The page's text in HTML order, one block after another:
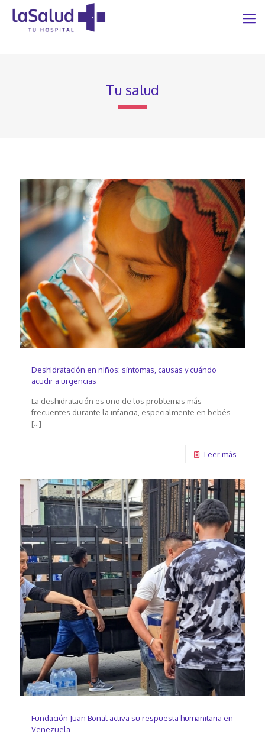
Tu salud
Deshidratación en niños: síntomas, causas y cuándo
acudir a urgencias
La deshidratación es uno de los problemas más
frecuentes durante la infancia, especialmente en bebés
[…]
Leer más
Fundación Juan Bonal activa su respuesta humanitaria en
Venezuela